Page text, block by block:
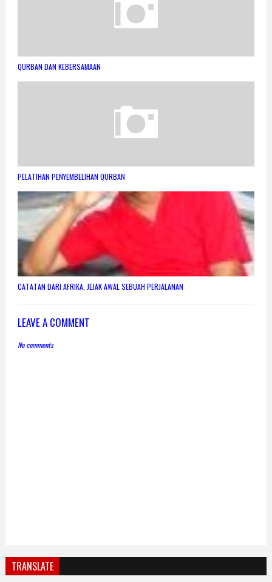
QURBAN DAN KEBERSAMAAN
PELATIHAN PENYEMBELIHAN QURBAN
CATATAN DARI AFRIKA, JEJAK AWAL SEBUAH PERJALANAN
LEAVE A COMMENT
No comments
TRANSLATE